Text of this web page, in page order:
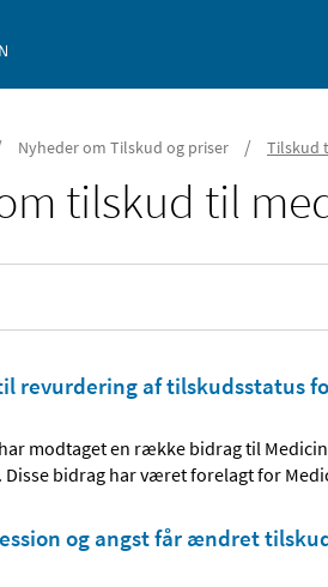
Nyheder om Tilskud og priser / Tilskud
tilskud til
revurdering af tilskudsstatus
modtaget en række bidrag til
bidrag har været forelagt for
og angst får ændret